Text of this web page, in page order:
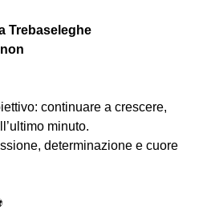
Trebaseleghe
continuare a crescere,
minuto.
determinazione e cuore